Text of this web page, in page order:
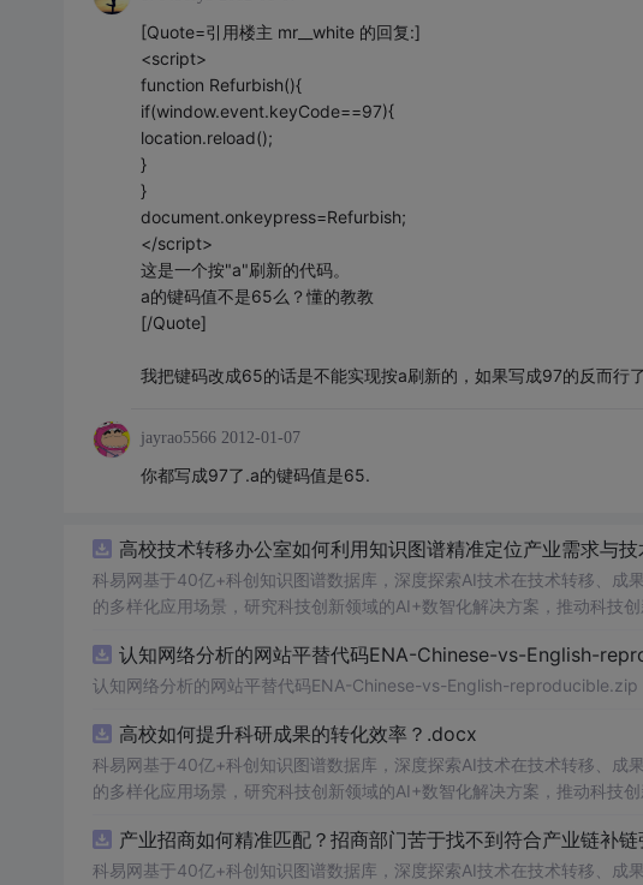
[Quote=引用楼主 mr__white 的回复:]
<script>
function Refurbish(){
if(window.event.keyCode==97){
location.reload();
}
}
document.onkeypress=Refurbish;
</script>
这是一个按"a"刷新的代码。
a的键码值不是65么？懂的教教
[/Quote]
我把键码改成65的话是不能实现按a刷新的，如果写成97的反而行
jayrao5566 2012-01-07
你都写成97了.a的键码值是65.
高校技术转移办公室如何利用知识图谱精准定位产业需求与
科易网基于40亿+科创知识图谱数据库，深度探索AI技术在技术转移、成
的多样化应用场景，研究科技创新领域的AI+数智化解决方案，推动科技创
认知网络分析的网站平替代码ENA-Chinese-vs-English-
认知网络分析的网站平替代码ENA-Chinese-vs-English-reproducible.zip
高校如何提升科研成果的转化效率？.docx
科易网基于40亿+科创知识图谱数据库，深度探索AI技术在技术转移、成
的多样化应用场景，研究科技创新领域的AI+数智化解决方案，推动科技创
产业招商如何精准匹配？招商部门苦于找不到符合产业链补
科易网基于40亿+科创知识图谱数据库，深度探索AI技术在技术转移、成